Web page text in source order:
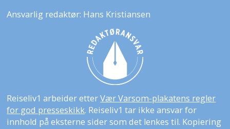
Ansvarlig redaktør: Hans Kristiansen
Reiseliv1 arbeider etterVær Varsom-plakatens regler
for god presseskikk. Reiseliv1 tar ikke ansvar for
innhold på eksterne sider som det lenkes til. Kopiering